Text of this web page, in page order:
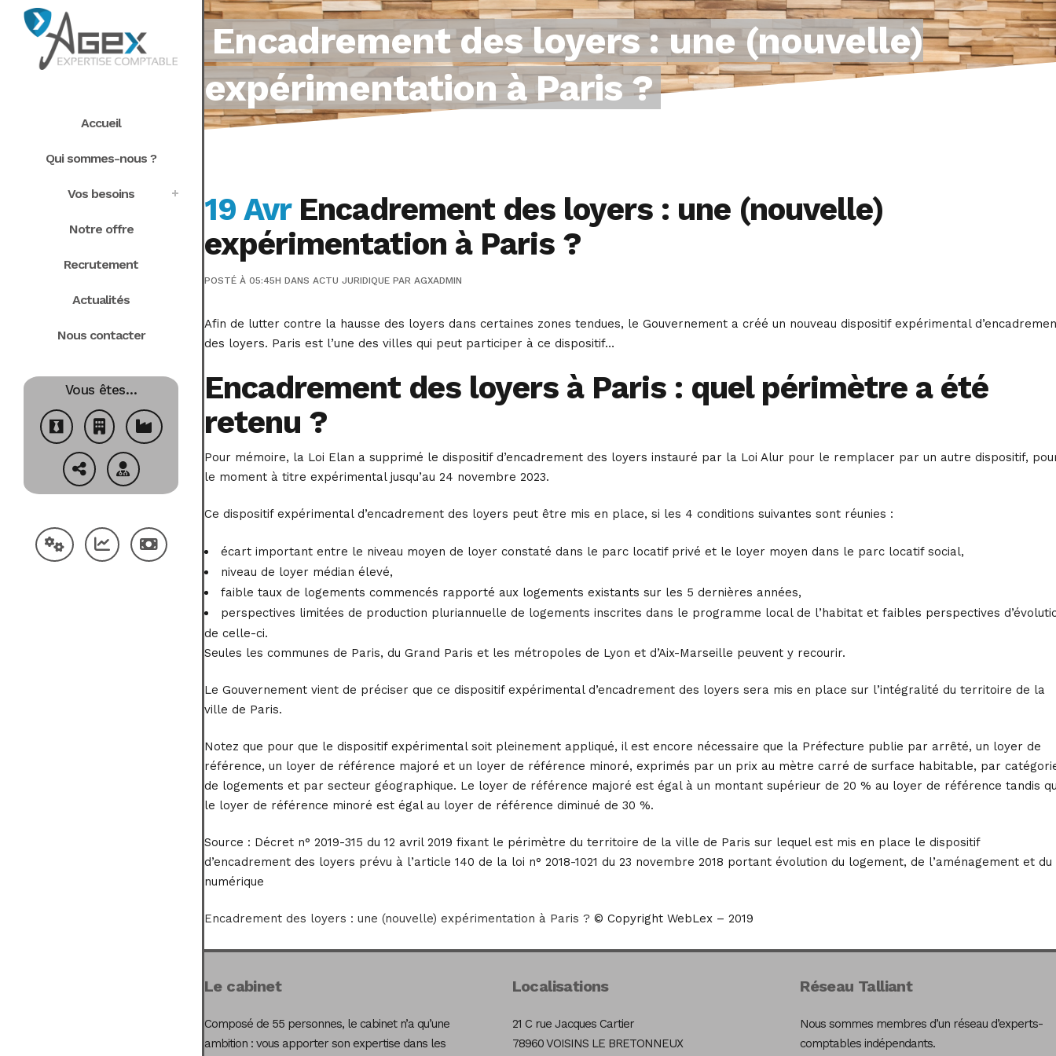
Accueil
Qui sommes-nous ?
Vos besoins
Notre offre
Recrutement
Actualités
Nous contacter
Vous êtes…
Encadrement des loyers : une (nouvelle)
expérimentation à Paris ?
19 AvrEncadrement des loyers : une (nouvelle)
expérimentation à Paris ?
POSTÉ À 05:45H DANS ACTU JURIDIQUE PAR AGXADMIN
Afin de lutter contre la hausse des loyers dans certaines zones tendues, le Gouvernement a créé un nouveau dispositif expérimental
des loyers. Paris est l’une des villes qui peut participer à ce dispositif…
Encadrement des loyers à Paris : quel périmètre a été
retenu ?
Pour mémoire, la Loi Elan a supprimé le dispositif d’encadrement des loyers instauré par la Loi Alur pour le remplacer par un autre dispositif,
le moment à titre expérimental jusqu’au 24 novembre 2023.
Ce dispositif expérimental d’encadrement des loyers peut être mis en place, si les 4 conditions suivantes sont réunies :
écart important entre le niveau moyen de loyer constaté dans le parc locatif privé et le loyer moyen dans le parc locatif social,
niveau de loyer médian élevé,
faible taux de logements commencés rapporté aux logements existants sur les 5 dernières années,
perspectives limitées de production pluriannuelle de logements inscrites dans le programme local de l’habitat et faibles perspectives
de celle-ci.
Seules les communes de Paris, du Grand Paris et les métropoles de Lyon et d’Aix-Marseille peuvent y recourir.
Le Gouvernement vient de préciser que ce dispositif expérimental d’encadrement des loyers sera mis en place sur l’intégralité du territoire de la
ville de Paris.
Notez que pour que le dispositif expérimental soit pleinement appliqué, il est encore nécessaire que la Préfecture publie par arrêté, un loyer de
référence, un loyer de référence majoré et un loyer de référence minoré, exprimés par un prix au mètre carré de surface habitable, par
de logements et par secteur géographique. Le loyer de référence majoré est égal à un montant supérieur de 20 % au loyer de référence tandis
le loyer de référence minoré est égal au loyer de référence diminué de 30 %.
Source : Décret n° 2019-315 du 12 avril 2019 fixant le périmètre du territoire de la ville de Paris sur lequel est mis en place le dispositif
d’encadrement des loyers prévu à l’article 140 de la loi n° 2018-1021 du 23 novembre 2018 portant évolution du logement, de l’aménagement et du
numérique
Encadrement des loyers : une (nouvelle) expérimentation à Paris ? © Copyright WebLex – 2019
Le cabinet
Composé de 55 personnes, le cabinet n’a qu’une
ambition : vous apporter son expertise dans les
Localisations
21 C rue Jacques Cartier
78960 VOISINS LE BRETONNEUX
Réseau Talliant
Nous sommes membres d’un réseau d’experts-
comptables indépendants.